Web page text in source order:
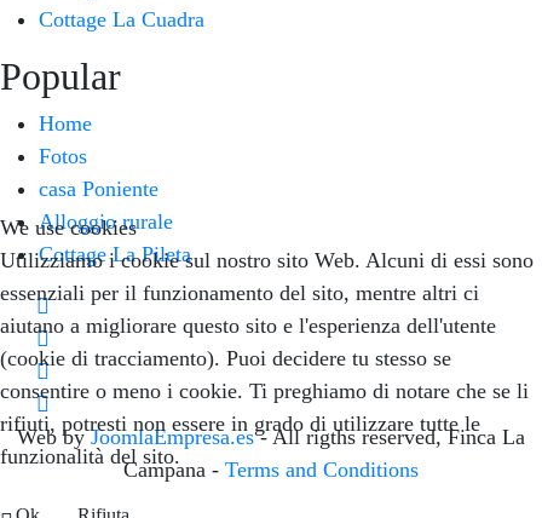
Cottage La Cuadra
Popular
Home
Fotos
casa Poniente
Alloggio rurale
Cottage La Pileta
Web byJoomlaEmpresa.es- All rigths reserved, Finca La
Campana - Terms and Conditions
We use cookies
Utilizziamo i cookie sul nostro sito Web. Alcuni di essi sono
essenziali per il funzionamento del sito, mentre altri ci
aiutano a migliorare questo sito e l'esperienza dell'utente
(cookie di tracciamento). Puoi decidere tu stesso se
consentire o meno i cookie. Ti preghiamo di notare che se li
rifiuti, potresti non essere in grado di utilizzare tutte le
funzionalità del sito.